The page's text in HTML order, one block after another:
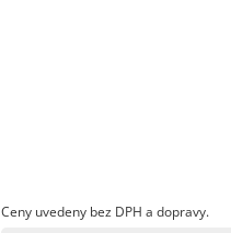
Ceny uvedeny bez DPH a dopravy.